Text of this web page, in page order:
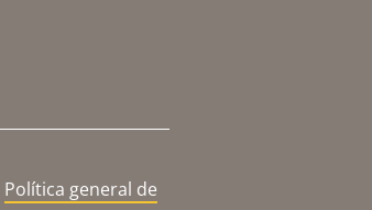
Política general de